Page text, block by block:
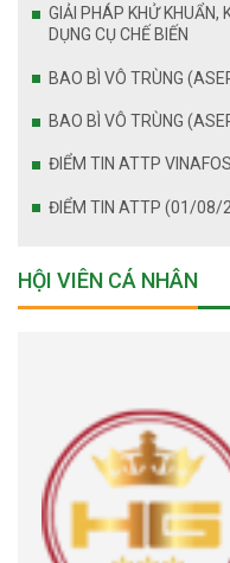
GIẢI PHÁP KHỬ KHUẨN,
DỤNG CỤ CHẾ BIẾN
BAO BÌ VÔ TRÙNG
BAO BÌ VÔ TRÙNG
ĐIỂM TIN ATTP
ĐIỂM TIN ATTP (01/08/
HỘI VIÊN CÁ NHÂN